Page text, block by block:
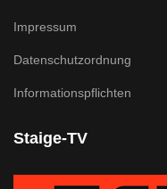
Impressum
Datenschutzordnung
Informationspflichten
Staige-TV